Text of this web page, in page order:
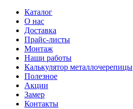
Каталог
О нас
Доставка
Прайс-листы
Монтаж
Наши работы
Калькулятор металлочерепицы
Полезное
Акции
Замер
Контакты